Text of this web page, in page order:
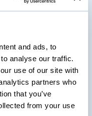
and ads, to
analyse our traffic.
use of our site with
partners who
that you’ve
from your use
le piccole
e le medie imprese
sede legale e/o unità
nella circoscrizione
della Camera di
di PAdova.
del bando...